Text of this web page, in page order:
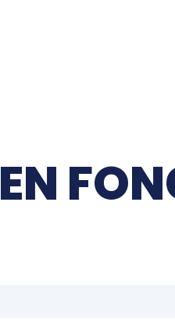
EN